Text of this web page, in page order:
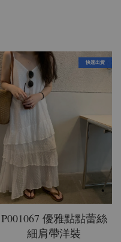
快速出貨
P001067 優雅點點蕾絲
細肩帶洋裝